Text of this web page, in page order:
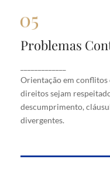
Problemas
Orientação em conflitos
direitos sejam
descumprimento,
divergentes.
que direitos sejam
em casos de
ou